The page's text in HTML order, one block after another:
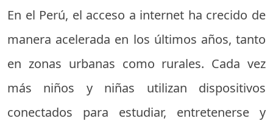
En el Perú, el acceso a internet ha crecido de
manera acelerada en los últimos años, tanto
en zonas urbanas como rurales. Cada vez
más niños y niñas utilizan dispositivos
conectados para estudiar, entretenerse y